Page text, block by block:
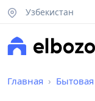
Узбекистан
Главная